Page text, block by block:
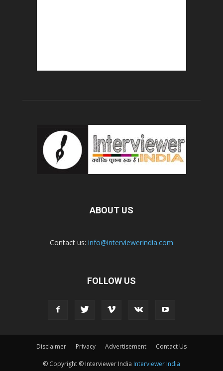
ABOUT US
Contact us: info@interviewerindia.com
FOLLOW US
Disclaimer Privacy Advertisement Contact Us
© Copyright © Interviewer India Interviewer India